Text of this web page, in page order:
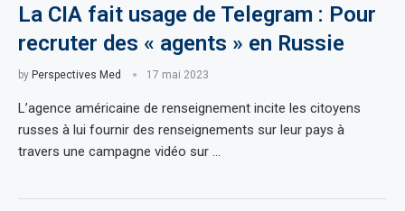
La CIA fait usage de Telegram : Pour
recruter des « agents » en Russie
by Perspectives Med 17 mai 2023
L’agence américaine de renseignement incite les citoyens
russes à lui fournir des renseignements sur leur pays à
travers une campagne vidéo sur …